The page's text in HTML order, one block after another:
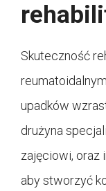
Skuteczność
upadków
drużyna
zajęciowi, oraz
aby stworzyć